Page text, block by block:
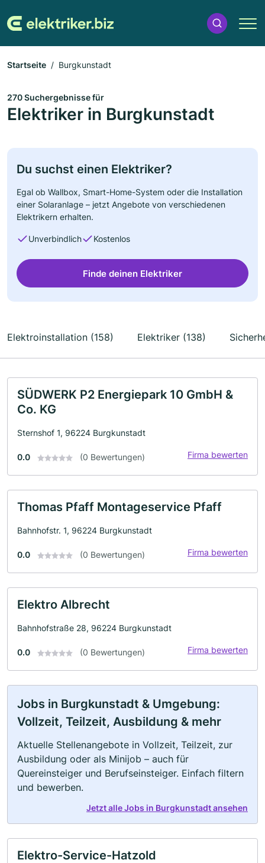
Startseite Burgkunstadt
270 Suchergebnisse für
Elektriker in Burgkunstadt
Du suchst einen Elektriker?
Egal ob Wallbox, Smart-Home-System oder die Installation
einer Solaranlage – jetzt Angebote von verschiedenen
Elektrikern erhalten.
Unverbindlich Kostenlos
Finde deinen Elektriker
Elektroinstallation (158) Elektriker (138)
SÜDWERK P2 Energiepark 10 GmbH &
Co. KG
Sternshof 1, 96224 Burgkunstadt
0.0 (0 Bewertungen) Firma bewerten
Thomas Pfaff Montageservice Pfaff
Bahnhofstr. 1, 96224 Burgkunstadt
0.0 (0 Bewertungen) Firma bewerten
Elektro Albrecht
Bahnhofstraße 28, 96224 Burgkunstadt
0.0 (0 Bewertungen) Firma bewerten
Jobs in Burgkunstadt & Umgebung:
Vollzeit, Teilzeit, Ausbildung & mehr
Aktuelle Stellenangebote in Vollzeit, Teilzeit, zur
Ausbildung oder als Minijob – auch für
Quereinsteiger und Berufseinsteiger. Einfach filtern
und bewerben.
Jetzt alle Jobs in Burgkunstadt ansehen
Elektro-Service-Hatzold